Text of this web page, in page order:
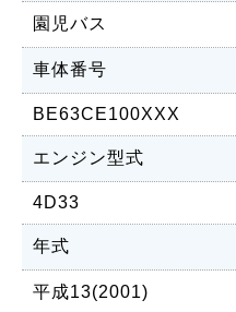
園児バス
車体番号
BE63CE100XXX
エンジン型式
4D33
年式
平成13(2001)